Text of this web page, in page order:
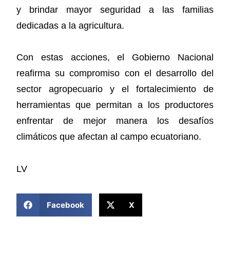
y brindar mayor seguridad a las familias
dedicadas a la agricultura.
Con estas acciones, el Gobierno Nacional
reafirma su compromiso con el desarrollo del
sector agropecuario y el fortalecimiento de
herramientas que permitan a los productores
enfrentar de mejor manera los desafíos
climáticos que afectan al campo ecuatoriano.
LV
Facebook X